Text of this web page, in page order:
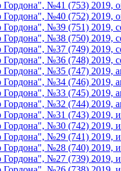
Гордона", №41 (753) 2019,
Гордона", №40 (752) 2019,
Гордона", №39 (751) 2019,
Гордона", №38 (750) 2019,
Гордона", №37 (749) 2019,
Гордона", №36 (748) 2019,
Гордона", №35 (747) 2019,
Гордона", №34 (746) 2019,
Гордона", №33 (745) 2019,
Гордона", №32 (744) 2019,
Гордона", №31 (743) 2019,
Гордона", №30 (742) 2019,
Гордона", №29 (741) 2019,
Гордона", №28 (740) 2019,
Гордона", №27 (739) 2019,